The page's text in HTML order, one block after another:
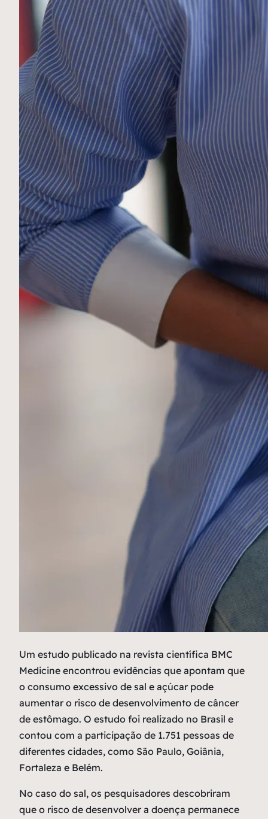
Um estudo publicado na revista científica BMC
Medicine encontrou evidências que apontam que
o consumo excessivo de sal e açúcar pode
aumentar o risco de desenvolvimento de câncer
de estômago. O estudo foi realizado no Brasil e
contou com a participação de 1.751 pessoas de
diferentes cidades, como São Paulo, Goiânia,
Fortaleza e Belém.
No caso do sal, os pesquisadores descobriram
que o risco de desenvolver a doença permanece